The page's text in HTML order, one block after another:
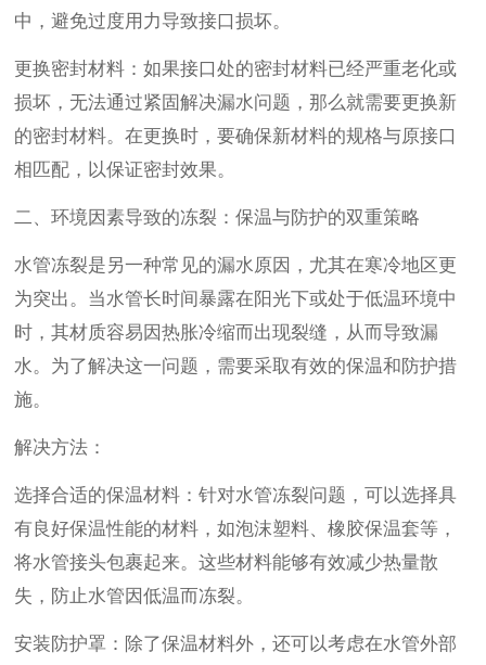
中，避免过度用力导致接口损坏。
更换密封材料：如果接口处的密封材料已经严重老化或
损坏，无法通过紧固解决漏水问题，那么就需要更换新
的密封材料。在更换时，要确保新材料的规格与原接口
相匹配，以保证密封效果。
二、环境因素导致的冻裂：保温与防护的双重策略
水管冻裂是另一种常见的漏水原因，尤其在寒冷地区更
为突出。当水管长时间暴露在阳光下或处于低温环境中
时，其材质容易因热胀冷缩而出现裂缝，从而导致漏
水。为了解决这一问题，需要采取有效的保温和防护措
施。
解决方法：
选择合适的保温材料：针对水管冻裂问题，可以选择具
有良好保温性能的材料，如泡沫塑料、橡胶保温套等，
将水管接头包裹起来。这些材料能够有效减少热量散
失，防止水管因低温而冻裂。
安装防护罩：除了保温材料外，还可以考虑在水管外部